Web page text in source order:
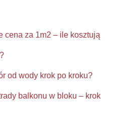
cena za 1m2 – ile kosztują
od wody krok po kroku?
balkonu w bloku – krok